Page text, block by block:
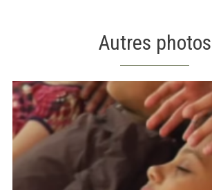
J'accepte de faire un dépôt d'un autre
montant.
Autres photos